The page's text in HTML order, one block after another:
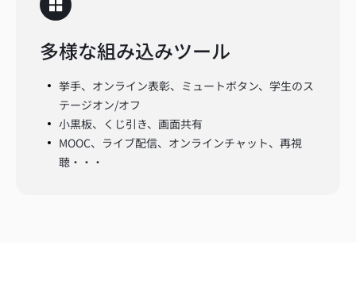
多様な組み込みツール
挙手、オンライン表彰、ミュートボタン、学生のス
テージオン/オフ
小黒板、くじ引き、画面共有
MOOC、ライブ配信、オンラインチャット、再視
聴・・・